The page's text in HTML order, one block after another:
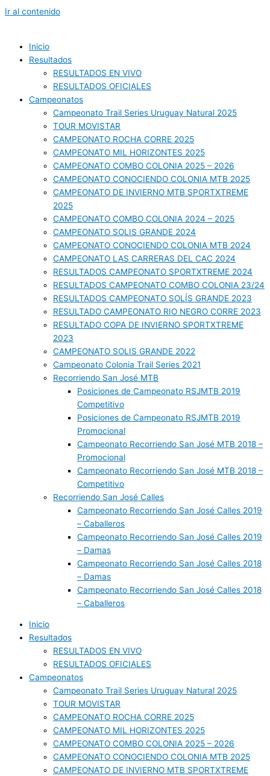
Ir al contenido
Inicio
Resultados
RESULTADOS EN VIVO
RESULTADOS OFICIALES
Campeonatos
Campeonato Trail Series Uruguay Natural 2025
TOUR MOVISTAR
CAMPEONATO ROCHA CORRE 2025
CAMPEONATO MIL HORIZONTES 2025
CAMPEONATO COMBO COLONIA 2025 – 2026
CAMPEONATO CONOCIENDO COLONIA MTB 2025
CAMPEONATO DE INVIERNO MTB SPORTXTREME
2025
CAMPEONATO COMBO COLONIA 2024 – 2025
CAMPEONATO SOLIS GRANDE 2024
CAMPEONATO CONOCIENDO COLONIA MTB 2024
CAMPEONATO LAS CARRERAS DEL CAC 2024
RESULTADOS CAMPEONATO SPORTXTREME 2024
RESULTADOS CAMPEONATO COMBO COLONIA 23/24
RESULTADOS CAMPEONATO SOLÍS GRANDE 2023
RESULTADO CAMPEONATO RIO NEGRO CORRE 2023
RESULTADO COPA DE INVIERNO SPORTXTREME
2023
CAMPEONATO SOLIS GRANDE 2022
Campeonato Colonia Trail Series 2021
Recorriendo San José MTB
Posiciones de Campeonato RSJMTB 2019
Competitivo
Posiciones de Campeonato RSJMTB 2019
Promocional
Campeonato Recorriendo San José MTB 2018 –
Promocional
Campeonato Recorriendo San José MTB 2018 –
Competitivo
Recorriendo San José Calles
Campeonato Recorriendo San José Calles 2019
– Caballeros
Campeonato Recorriendo San José Calles 2019
– Damas
Campeonato Recorriendo San José Calles 2018
– Damas
Campeonato Recorriendo San José Calles 2018
– Caballeros
Inicio
Resultados
RESULTADOS EN VIVO
RESULTADOS OFICIALES
Campeonatos
Campeonato Trail Series Uruguay Natural 2025
TOUR MOVISTAR
CAMPEONATO ROCHA CORRE 2025
CAMPEONATO MIL HORIZONTES 2025
CAMPEONATO COMBO COLONIA 2025 – 2026
CAMPEONATO CONOCIENDO COLONIA MTB 2025
CAMPEONATO DE INVIERNO MTB SPORTXTREME